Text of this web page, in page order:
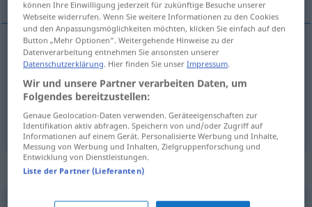
diviser,décomposer (en) aufgliedernin +AKK
classer,classifier(en) aufgliedern
Kategorien
Synonyme für "aufgliedern"
können Ihre Einwilligung jederzeit für zukünftige Besuche unserer
Webseite widerrufen. Wenn Sie weitere Informationen zu den Cookies
und den Anpassungsmöglichkeiten möchten, klicken Sie einfach auf den
Button „Mehr Optionen“. Weitergehende Hinweise zu der
Datenverarbeitung entnehmen Sie ansonsten unserer
Datenschutzerklärung. Hier finden Sie unserImpressum.
Wir und unsere Partner verarbeiten Daten, um
Folgendes bereitzustellen:
Genaue Geolocation-Daten verwenden. Geräteeigenschaften zur
Identifikation aktiv abfragen. Speichern von und/oder Zugriff auf
Informationen auf einem Gerät. Personalisierte Werbung und Inhalte,
Messung von Werbung und Inhalten, Zielgruppenforschung und
Entwicklung von Dienstleistungen.
Liste der Partner (Lieferanten)